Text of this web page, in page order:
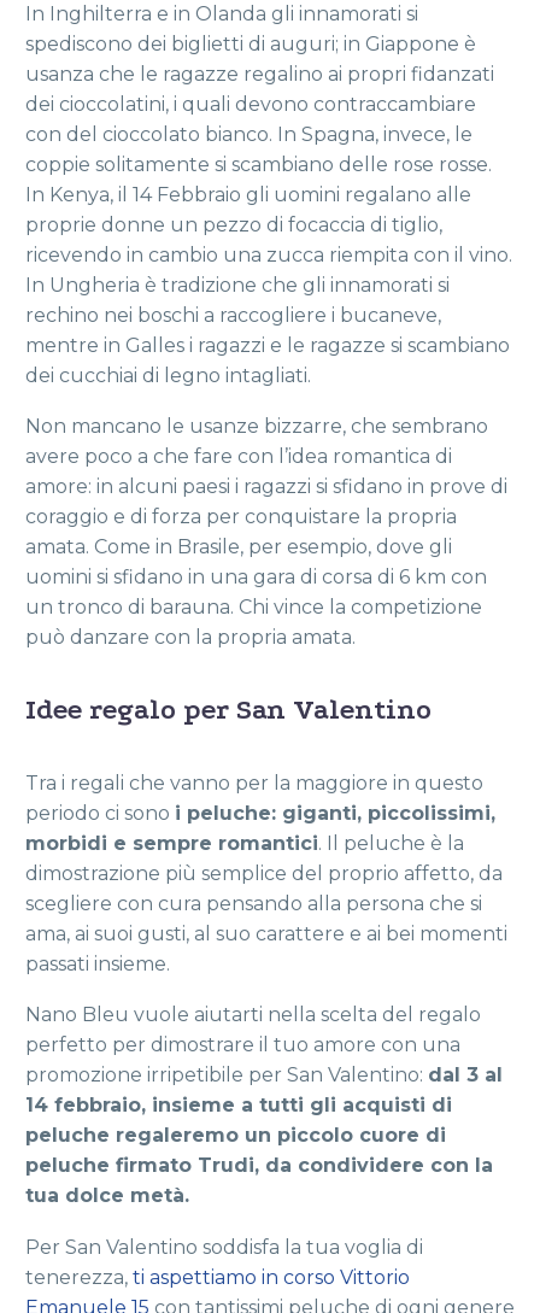
In Inghilterra e in Olanda gli innamorati si
spediscono dei biglietti di auguri; in Giappone è
usanza che le ragazze regalino ai propri fidanzati
dei cioccolatini, i quali devono contraccambiare
con del cioccolato bianco. In Spagna, invece, le
coppie solitamente si scambiano delle rose rosse.
In Kenya, il 14 Febbraio gli uomini regalano alle
proprie donne un pezzo di focaccia di tiglio,
ricevendo in cambio una zucca riempita con il vino.
In Ungheria è tradizione che gli innamorati si
rechino nei boschi a raccogliere i bucaneve,
mentre in Galles i ragazzi e le ragazze si scambiano
dei cucchiai di legno intagliati.
Non mancano le usanze bizzarre, che sembrano
avere poco a che fare con l’idea romantica di
amore: in alcuni paesi i ragazzi si sfidano in prove di
coraggio e di forza per conquistare la propria
amata. Come in Brasile, per esempio, dove gli
uomini si sfidano in una gara di corsa di 6 km con
un tronco di barauna. Chi vince la competizione
può danzare con la propria amata.
Idee regalo per San Valentino
Tra i regali che vanno per la maggiore in questo
periodo ci sono i peluche: giganti, piccolissimi,
morbidi e sempre romantici. Il peluche è la
dimostrazione più semplice del proprio affetto, da
scegliere con cura pensando alla persona che si
ama, ai suoi gusti, al suo carattere e ai bei momenti
passati insieme.
Nano Bleu vuole aiutarti nella scelta del regalo
perfetto per dimostrare il tuo amore con una
promozione irripetibile per San Valentino: dal 3 al
14 febbraio, insieme a tutti gli acquisti di
peluche regaleremo un piccolo cuore di
peluche firmato Trudi, da condividere con la
tua dolce metà.
Per San Valentino soddisfa la tua voglia di
tenerezza, ti aspettiamo in corso Vittorio
Emanuele 15 con tantissimi peluche di ogni genere